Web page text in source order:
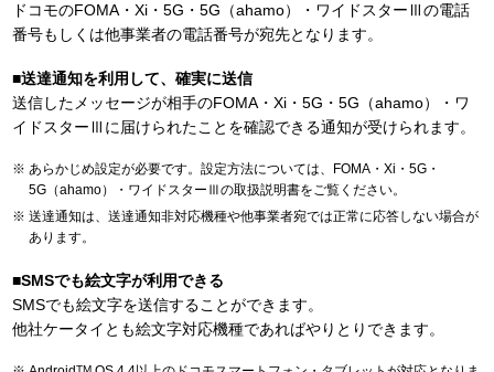
ドコモのFOMA・Xi・5G・5G（ahamo）・ワイドスターⅢの電話
番号もしくは他事業者の電話番号が宛先となります。
■送達通知を利用して、確実に送信
送信したメッセージが相手のFOMA・Xi・5G・5G（ahamo）・ワ
イドスターⅢに届けられたことを確認できる通知が受けられます。
あらかじめ設定が必要です。設定方法については、FOMA・Xi・5G・
5G（ahamo）・ワイドスターⅢの取扱説明書をご覧ください。
送達通知は、送達通知非対応機種や他事業者宛では正常に応答しない場合が
あります。
■SMSでも絵文字が利用できる
SMSでも絵文字を送信することができます。
他社ケータイとも絵文字対応機種であればやりとりできます。
TM